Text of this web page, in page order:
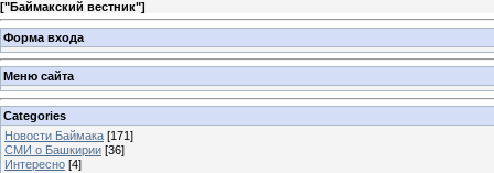
["Баймакский вестник"]
Форма входа
Меню сайта
Categories
Новости Баймака [171]
СМИ о Башкирии [36]
Интересно [4]